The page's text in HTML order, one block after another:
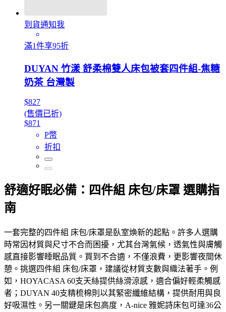
到貨通知我
滿1件享95折
DUYAN 竹漾 舒柔棉雙人床包被套四件組-焦糖
奶茶 台灣製
$827
(售價已折)
$871
P幣
折扣
舒適好眠必備：四件組 床包/床罩 選購指
南
一套完整的四件組 床包/床罩是臥室煥新的起點。許多人選購
時常因材質與尺寸不合而困擾，尤其台灣氣候，透氣性與膚觸
感直接影響睡眠品質。買到不合適，不僅浪費，更影響夜間休
憩。挑選四件組 床包/床罩，建議從材質支數與織法著手。例
如，HOYACASA 60支天絲提供絲滑涼感，適合偏好輕柔觸感
者；DUYAN 40支精梳棉則以其緊密纖維結構，提供耐用與良
好吸濕性。另一關鍵是床包高度，A-nice 雅妮詩床包可達36公